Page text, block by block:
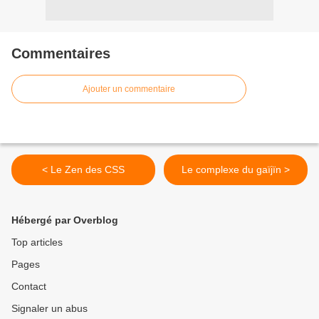
Commentaires
Ajouter un commentaire
< Le Zen des CSS Le complexe du gaïjïn >
Hébergé par Overblog
Top articles
Pages
Contact
Signaler un abus